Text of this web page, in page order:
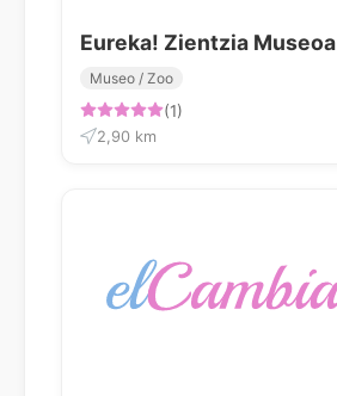
Eureka! Zientzia Museoa
Museo / Zoo
(1)
2,90 km